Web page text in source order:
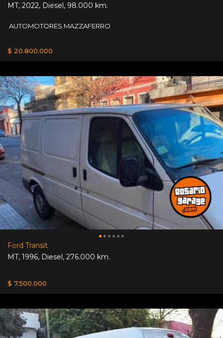
MT, 2022, Diesel, 98.000 km.
AUTOMOTORES MAZZAFERRO
$ 20.800.000
Ford Transit
MT, 1996, Diesel, 276.000 km.
$ 7.500.000